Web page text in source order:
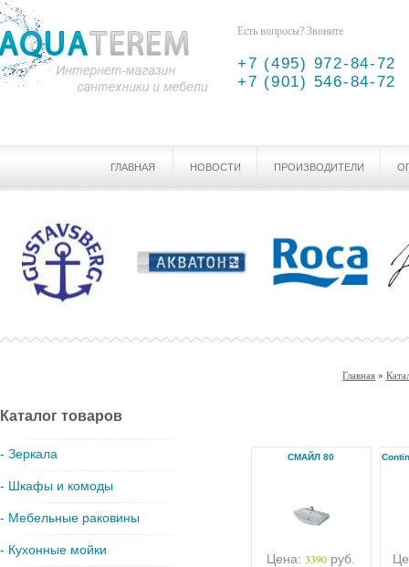
Есть вопросы? Звоните
+7 (495) 972-84-72
+7 (901) 546-84-72
ГЛАВНАЯ НОВОСТИ ПРОИЗВОДИТЕЛИ
Главная »
Каталог товаров
- Зеркала
- Шкафы и комоды
- Мебельные раковины
- Кухонные мойки
СМАЙЛ 80
Цена: 3390 руб.